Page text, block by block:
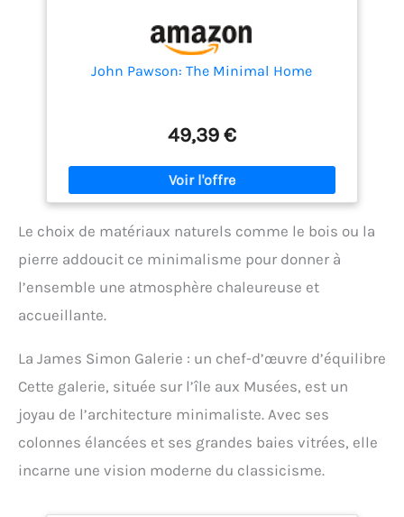
John Pawson: The Minimal Home
49,39 €
Le choix de matériaux naturels comme le bois ou la
pierre addoucit ce minimalisme pour donner à
l’ensemble une atmosphère chaleureuse et
accueillante.
La James Simon Galerie : un chef-d’œuvre d’équilibre
Cette galerie, située sur l’île aux Musées, est un
joyau de l’architecture minimaliste. Avec ses
colonnes élancées et ses grandes baies vitrées, elle
incarne une vision moderne du classicisme.